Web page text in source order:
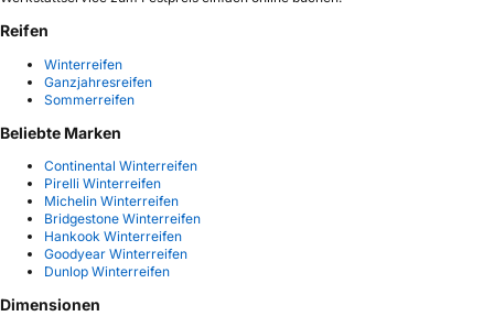
Reifen
Winterreifen
Ganzjahresreifen
Sommerreifen
Beliebte Marken
Continental Winterreifen
Pirelli Winterreifen
Michelin Winterreifen
Bridgestone Winterreifen
Hankook Winterreifen
Goodyear Winterreifen
Dunlop Winterreifen
Dimensionen